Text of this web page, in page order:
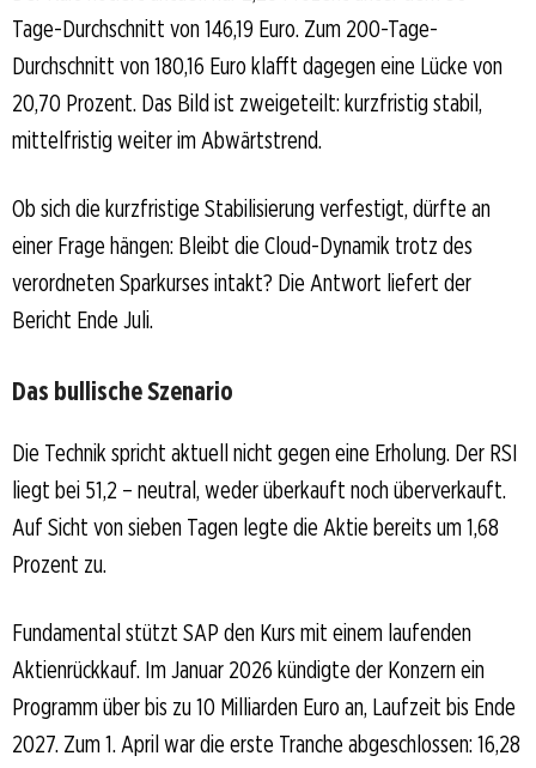
Tage-Durchschnitt von 146,19 Euro. Zum 200-Tage-
Durchschnitt von 180,16 Euro klafft dagegen eine Lücke von
20,70 Prozent. Das Bild ist zweigeteilt: kurzfristig stabil,
mittelfristig weiter im Abwärtstrend.
Ob sich die kurzfristige Stabilisierung verfestigt, dürfte an
einer Frage hängen: Bleibt die Cloud-Dynamik trotz des
verordneten Sparkurses intakt? Die Antwort liefert der
Bericht Ende Juli.
Das bullische Szenario
Die Technik spricht aktuell nicht gegen eine Erholung. Der RSI
liegt bei 51,2 – neutral, weder überkauft noch überverkauft.
Auf Sicht von sieben Tagen legte die Aktie bereits um 1,68
Prozent zu.
Fundamental stützt SAP den Kurs mit einem laufenden
Aktienrückkauf. Im Januar 2026 kündigte der Konzern ein
Programm über bis zu 10 Milliarden Euro an, Laufzeit bis Ende
2027. Zum 1. April war die erste Tranche abgeschlossen: 16,28